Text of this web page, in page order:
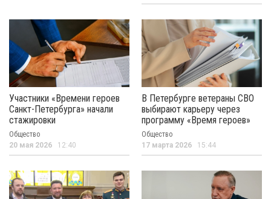
Участники «Времени героев
Санкт-Петербурга» начали
стажировки
Общество
20 мая 2026 12:40
В Петербурге ветераны СВО
выбирают карьеру через
программу «Время героев»
Общество
17 марта 2026 15:44